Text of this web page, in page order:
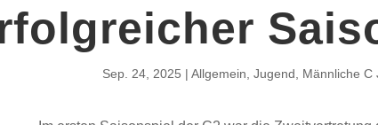
Sep. 24, 2025 Allgemein Jugend Männliche C